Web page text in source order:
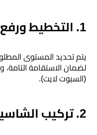
​1. التخطيط ورفع المقاسات
​يتم تحديد المستوى
لضمان الاستقامة
(السبوت لايت).
​2. تركيب الشاسيه المعدني